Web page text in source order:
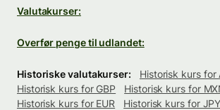
Valutakurser:
Overfør penge til udlandet:
Historiske valutakurser:
Historisk kurs for
Historisk kurs for GBP
Historisk kurs for
Historisk kurs for EUR
Historisk kurs for JPY